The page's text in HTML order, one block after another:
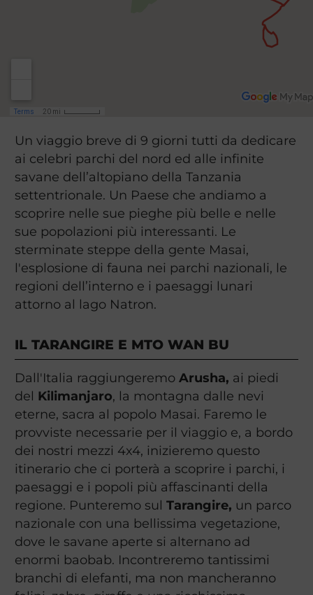
Un viaggio breve di 9 giorni tutti da dedicare
ai celebri parchi del nord ed alle infinite
savane dell’altopiano della Tanzania
settentrionale. Un Paese che andiamo a
scoprire nelle sue pieghe più belle e nelle
sue popolazioni più interessanti. Le
sterminate steppe della gente Masai,
l'esplosione di fauna nei parchi nazionali, le
regioni dell’interno e i paesaggi lunari
attorno al lago Natron.
IL TARANGIRE E MTO WAN BU
Dall'Italia raggiungeremo Arusha, ai piedi
del Kilimanjaro, la montagna dalle nevi
eterne, sacra al popolo Masai. Faremo le
provviste necessarie per il viaggio e, a bordo
dei nostri mezzi 4x4, inizieremo questo
itinerario che ci porterà a scoprire i parchi, i
paesaggi e i popoli più affascinanti della
regione. Punteremo sul Tarangire, un parco
nazionale con una bellissima vegetazione,
dove le savane aperte si alternano ad
enormi baobab. Incontreremo tantissimi
branchi di elefanti, ma non mancheranno